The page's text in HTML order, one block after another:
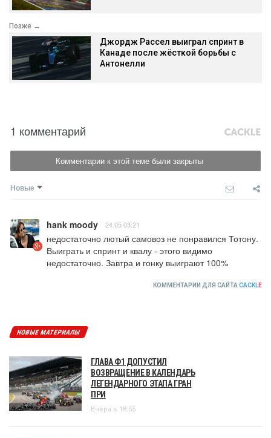
Позже →
Джордж Рассел выиграл спринт в
Канаде после жёсткой борьбы с
Антонелли
1 комментарий
Комментарии к этой теме были закрыты
Новые
hank moody 24.05 03:21
недостаточно лютый самовоз не понравился Тотону.
Выиграть и спринт и квалу - этого видимо
недостаточно. Завтра и гонку выиграют 100%
КОММЕНТАРИИ ДЛЯ САЙТА CACKLE
НОВЫЕ МАТЕРИАЛЫ
ГЛАВА Ф1 ДОПУСТИЛ
ВОЗВРАЩЕНИЕ В КАЛЕНДАРЬ
ЛЕГЕНДАРНОГО ЭТАПА ГРАН
ПРИ
Вчера в 18:55